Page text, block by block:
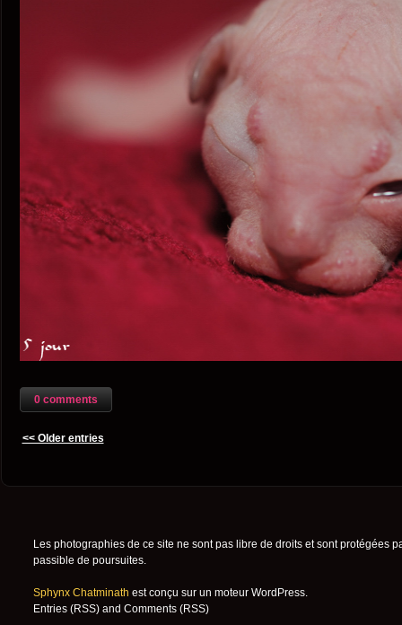
0 comments
<< Older entries
Les photographies de ce site ne sont pas libre de droits et sont protégées
passible de poursuites.
Sphynx Chatminath est conçu sur un moteur WordPress.
Entries (RSS)and Comments (RSS)